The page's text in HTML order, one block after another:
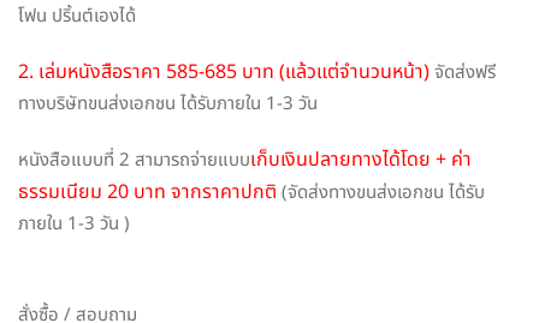
โฟน ปริ้นต์เองได้
2. เล่มหนังสือราคา 585-685 บาท (แล้วแต่จำนวนหน้า)จัดส่งฟรี
ทางบริษัทขนส่งเอกชน ได้รับภายใน 1-3 วัน
หนังสือแบบที่ 2 สามารถจ่ายแบบเก็บเงินปลายทางได้โดย + ค่า
ธรรมเนียม 20 บาท จากราคาปกติ (จัดส่งทางขนส่งเอกชน ได้รับ
ภายใน 1-3 วัน )
สั่งซื้อ / สอบถาม